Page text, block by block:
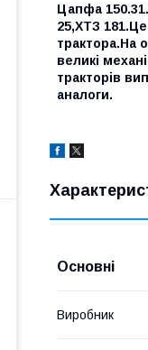
Цапфа
25,ХТЗ
трактора.На
великі
тракторів
аналоги.
Основні
Виробник